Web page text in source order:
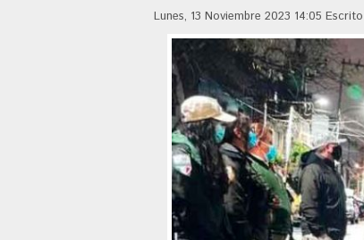
Lunes, 13 Noviembre 2023 14:05